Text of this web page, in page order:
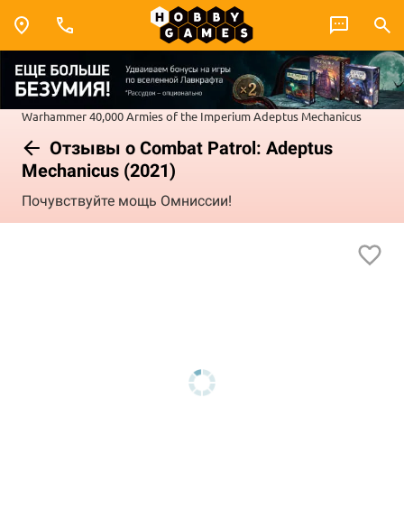
Warhammer 40,000Armies of the ImperiumAdeptus Mechanicus
Отзывы о Combat Patrol: Adeptus
Mechanicus (2021)
Почувствуйте мощь Омниссии!